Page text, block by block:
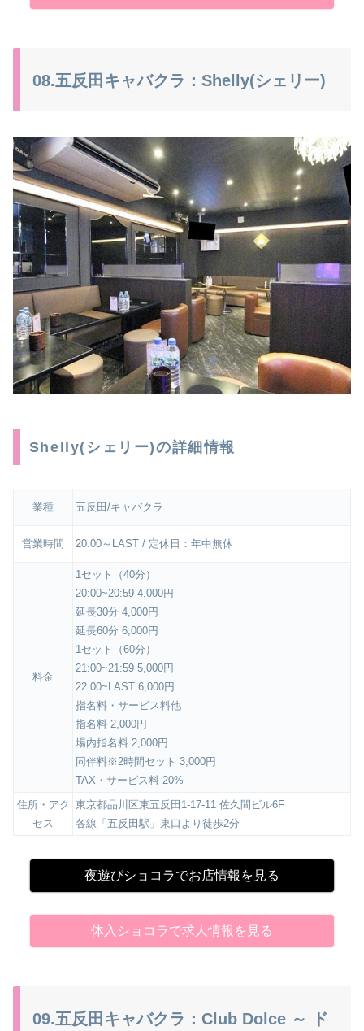
08.五反田キャバクラ：Shelly(シェリー)
Shelly(シェリー)の詳細情報
業種 五反田/キャバクラ
営業時間 20:00～LAST / 定休日：年中無休
料金
1セット（40分）
20:00~20:59 4,000円
延長30分 4,000円
延長60分 6,000円
1セット（60分）
21:00~21:59 5,000円
22:00~LAST 6,000円
指名料・サービス料他
指名料 2,000円
場内指名料 2,000円
同伴料※2時間セット 3,000円
TAX・サービス料 20%
住所・アク
セス
東京都品川区東五反田1-17-11 佐久間ビル6F
各線「五反田駅」東口より徒歩2分
夜遊びショコラでお店情報を見る
体入ショコラで求人情報を見る
09.五反田キャバクラ：Club Dolce ～ ド